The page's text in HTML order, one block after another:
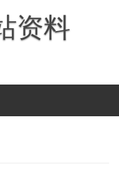
资料